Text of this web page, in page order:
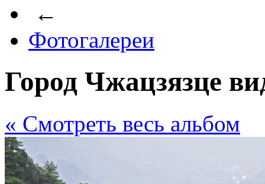
←
Фотогалереи
Город Чжацзязце
« Cмотреть весь альбом